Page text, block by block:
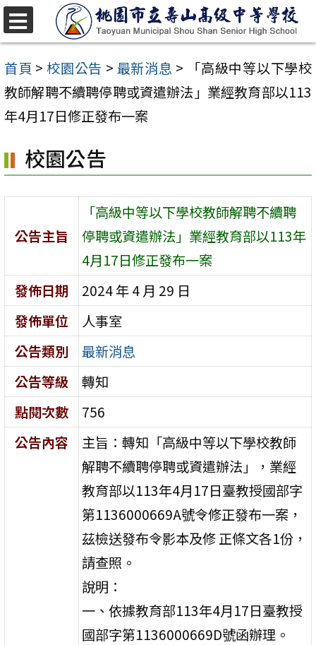
跳
至
主
要
內
區
首頁 > 校園公告 > 最新消息 >
「高級中等以下學校
教師解聘不續聘停聘或資遣辦法」業經教育部以113
年4月17日修正發布一案
校園公告
公告主旨
「高級中等以下學校教師解聘不續聘
停聘或資遣辦法」業經教育部以113年
4月17日修正發布一案
發佈日期
2024 年 4 月 29 日
發佈單位
人事室
公告類別
最新消息
公告等級
轉知
點閱次數
756
公告內容
主旨：轉知「高級中等以下學校教師
解聘不續聘停聘或資遣辦法」，業經
教育部以113年4月17日臺教授國部字
第1136000669A號令修正發布一案，
茲檢送發布令影本及修 正條文各1份，
請查照。
說明：
一、依據教育部113年4月17日臺教授
國部字第1136000669D號函辦理。
選
單